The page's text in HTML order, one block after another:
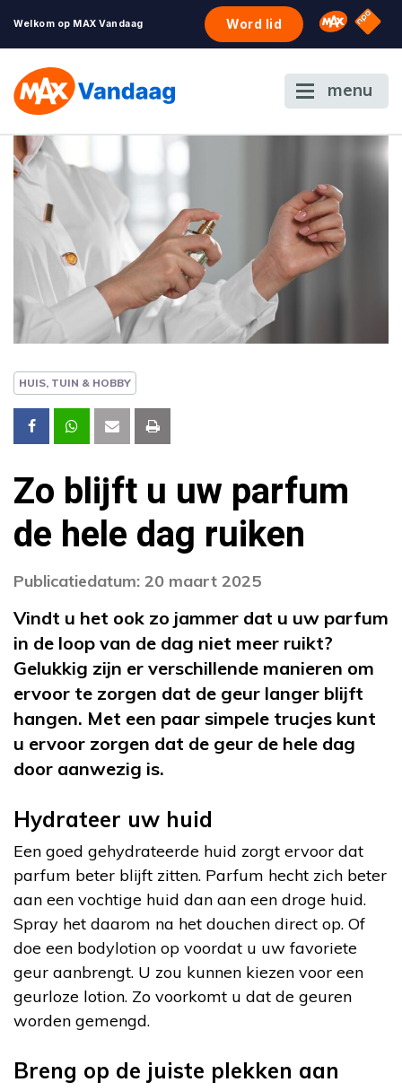
Welkom op MAX Vandaag Word lid Omroep
NPO
menu
HUIS, TUIN & HOBBY
Zo blijft u uw parfum
de hele dag ruiken
Publicatiedatum: 20 maart 2025
Vindt u het ook zo jammer dat u uw parfum
in de loop van de dag niet meer ruikt?
Gelukkig zijn er verschillende manieren om
ervoor te zorgen dat de geur langer blijft
hangen. Met een paar simpele trucjes kunt
u ervoor zorgen dat de geur de hele dag
door aanwezig is.
Hydrateer uw huid
Een goed gehydrateerde huid zorgt ervoor dat
parfum beter blijft zitten. Parfum hecht zich beter
aan een vochtige huid dan aan een droge huid.
Spray het daarom na het douchen direct op. Of
doe een bodylotion op voordat u uw favoriete
geur aanbrengt. U zou kunnen kiezen voor een
geurloze lotion. Zo voorkomt u dat de geuren
worden gemengd.
Breng op de juiste plekken aan